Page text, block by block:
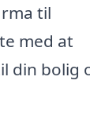
til
med at
din bolig